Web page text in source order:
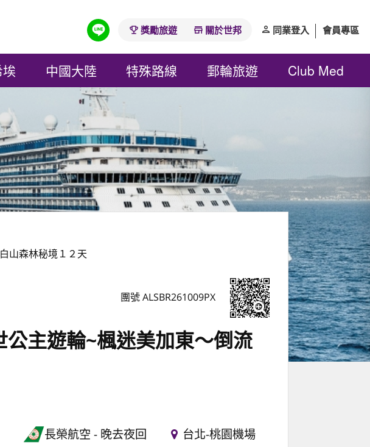
獎勵旅遊 關於世邦 同業登入 會員專區
中國大陸 特殊路線 郵輪旅遊 Club Med
山森林秘境１２天
團號 ALSBR261009PX
公主遊輪~楓迷美加東～倒流
長榮航空 晚去夜回 台北-桃園機場